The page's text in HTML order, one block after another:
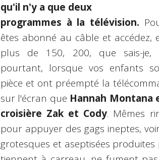
qu'il n'y a que deux
programmes à la télévision.
êtes abonné au câble et accédez,
plus de 150, 200, que sais-je,
pourtant, lorsque vos enfants
pièce et ont préempté la
sur l'écran que Hannah Montana
croisière Zak et Cody. Mêmes
pour appuyer des gags ineptes,
grotesques et aseptisées